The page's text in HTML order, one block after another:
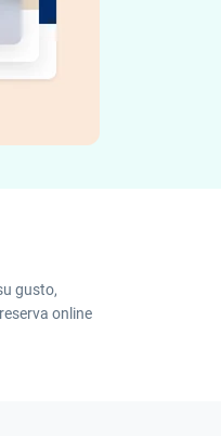
gusto,
online